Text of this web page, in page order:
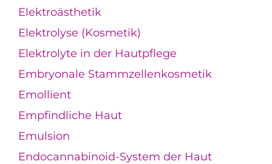
Elektroästhetik
Elektrolyse (Kosmetik)
Elektrolyte in der Hautpflege
Embryonale Stammzellenkosmetik
Emollient
Empfindliche Haut
Emulsion
Endocannabinoid-System der Haut